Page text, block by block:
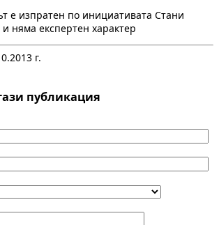
е изпратен по инициативата Стани
няма експертен характер
г.
публикация